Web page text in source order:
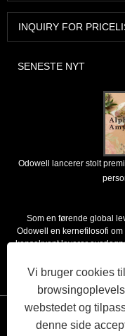
INQUIRY FOR
SENESTE NYT
Odowell lancerer stolt
Som en førende global
Odowell en kernefilosofi
konsekvent leverer
Links Sitemap
Vi bruger cookies
webstedet og
denne side